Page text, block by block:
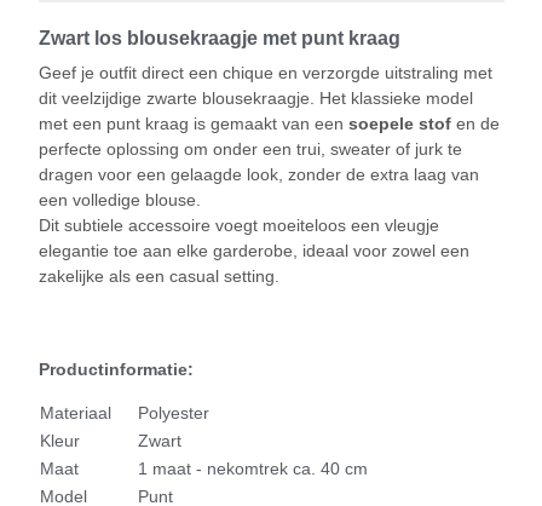
Zwart los blousekraagje met punt kraag
Geef je outfit direct een chique en verzorgde uitstraling met
dit veelzijdige zwarte blousekraagje. Het klassieke model
met een punt kraag is gemaakt van een soepele stofen de
perfecte oplossing om onder een trui, sweater of jurk te
dragen voor een gelaagde look, zonder de extra laag van
een volledige blouse.
Dit subtiele accessoire voegt moeiteloos een vleugje
elegantie toe aan elke garderobe, ideaal voor zowel een
zakelijke als een casual setting.
Productinformatie:
Materiaal
Polyester
Kleur
Zwart
Maat
1 maat - nekomtrek ca. 40 cm
Model
Punt